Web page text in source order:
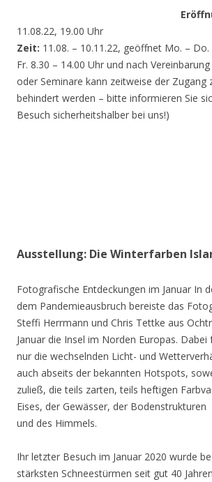
11.08.22, 19.00 Uhr
Zeit: 11.08. – 10.11.22, geöffnet Mo. – Do.
Fr. 8.30 – 14.00 Uhr und nach
oder Seminare kann zeitweise der Zugang
behindert werden – bitte informieren Sie
Besuch sicherheitshalber bei uns!)
Ausstellung: Die Winterfarben
Fotografische Entdeckungen im Januar In
dem Pandemieausbruch bereiste das
Steffi Herrmann und Chris Tettke aus
Januar die Insel im Norden Europas.
nur die wechselnden Licht- und
auch abseits der bekannten Hotspots,
zuließ, die teils zarten, teils heftigen
Eises, der Gewässer, der Bodenstrukturen
und des Himmels.
Ihr letzter Besuch im Januar 2020 wurde
stärksten Schneestürmen seit gut 40